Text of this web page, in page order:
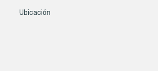
Ubicación